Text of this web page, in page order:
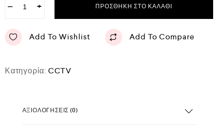
− + ΠΡΟΣΘΉΚΗ ΣΤΟ ΚΑΛΆΘΙ
Add To Wishlist Add To Compare
Κατηγορία: CCTV
ΑΞΙΟΛΟΓΉΣΕΙΣ (0)